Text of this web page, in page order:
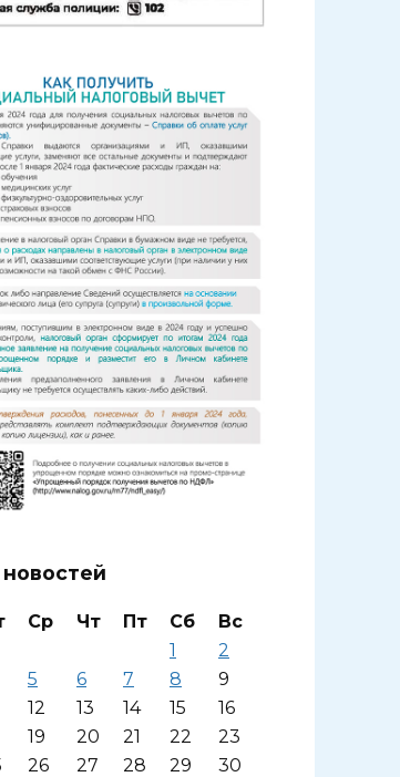
Ср Чт Пт Сб
Вс
1
2
5 6 7 8
9
12 13 14 15
16
19 20 21 22
23
26 27 28 29
30